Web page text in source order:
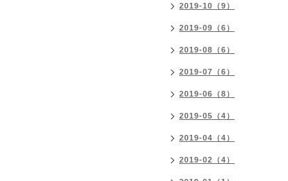
2019-10（9）
2019-09（6）
2019-08（6）
2019-07（6）
2019-06（8）
2019-05（4）
2019-04（4）
2019-02（4）